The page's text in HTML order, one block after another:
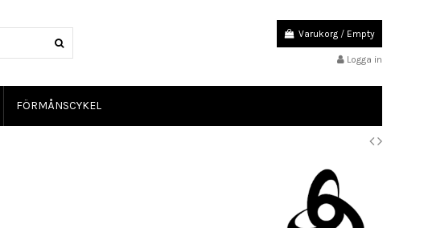
Varukorg / Empty
Logga in
FÖRMÅNSCYKEL